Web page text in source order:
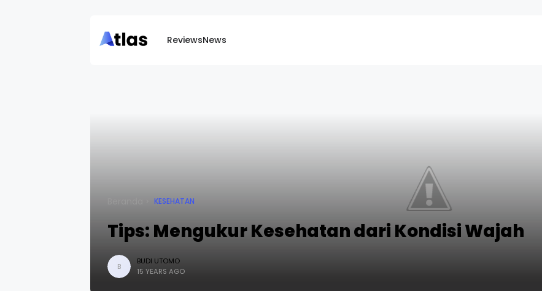
ReviewsNews
KESEHATAN
Tips: Mengukur Kesehatan dari Kondisi Wajah
B
BUDI UTOMO
15 YEARS AGO